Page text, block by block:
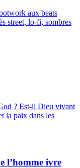
aux beats
street, lo-fi, sombres
? Est-il Dieu vivant
la paix dans les
l’homme ivre